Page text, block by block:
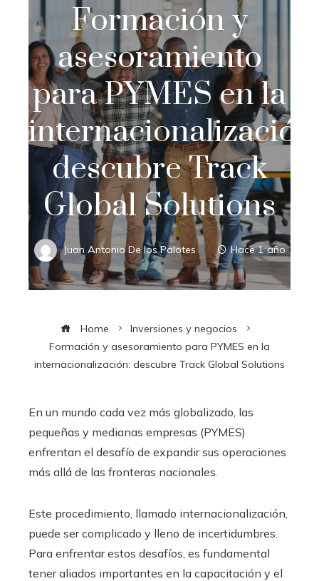
Formación y
asesoramiento
para PYMES en la
descubre Track
Global Solutions
Juan Antonio De los Palotes Hace 1 año
Home
Inversiones y negocios
Formación y asesoramiento para PYMES en la
internacionalización: descubre Track Global Solutions
En un mundo cada vez más globalizado, las
pequeñas y medianas empresas (PYMES)
enfrentan el desafío de expandir sus operaciones
más allá de las fronteras nacionales.
Este procedimiento, llamado internacionalización,
puede ser complicado y lleno de incertidumbres.
Para enfrentar estos desafíos, es fundamental
tener aliados importantes en la capacitación y el